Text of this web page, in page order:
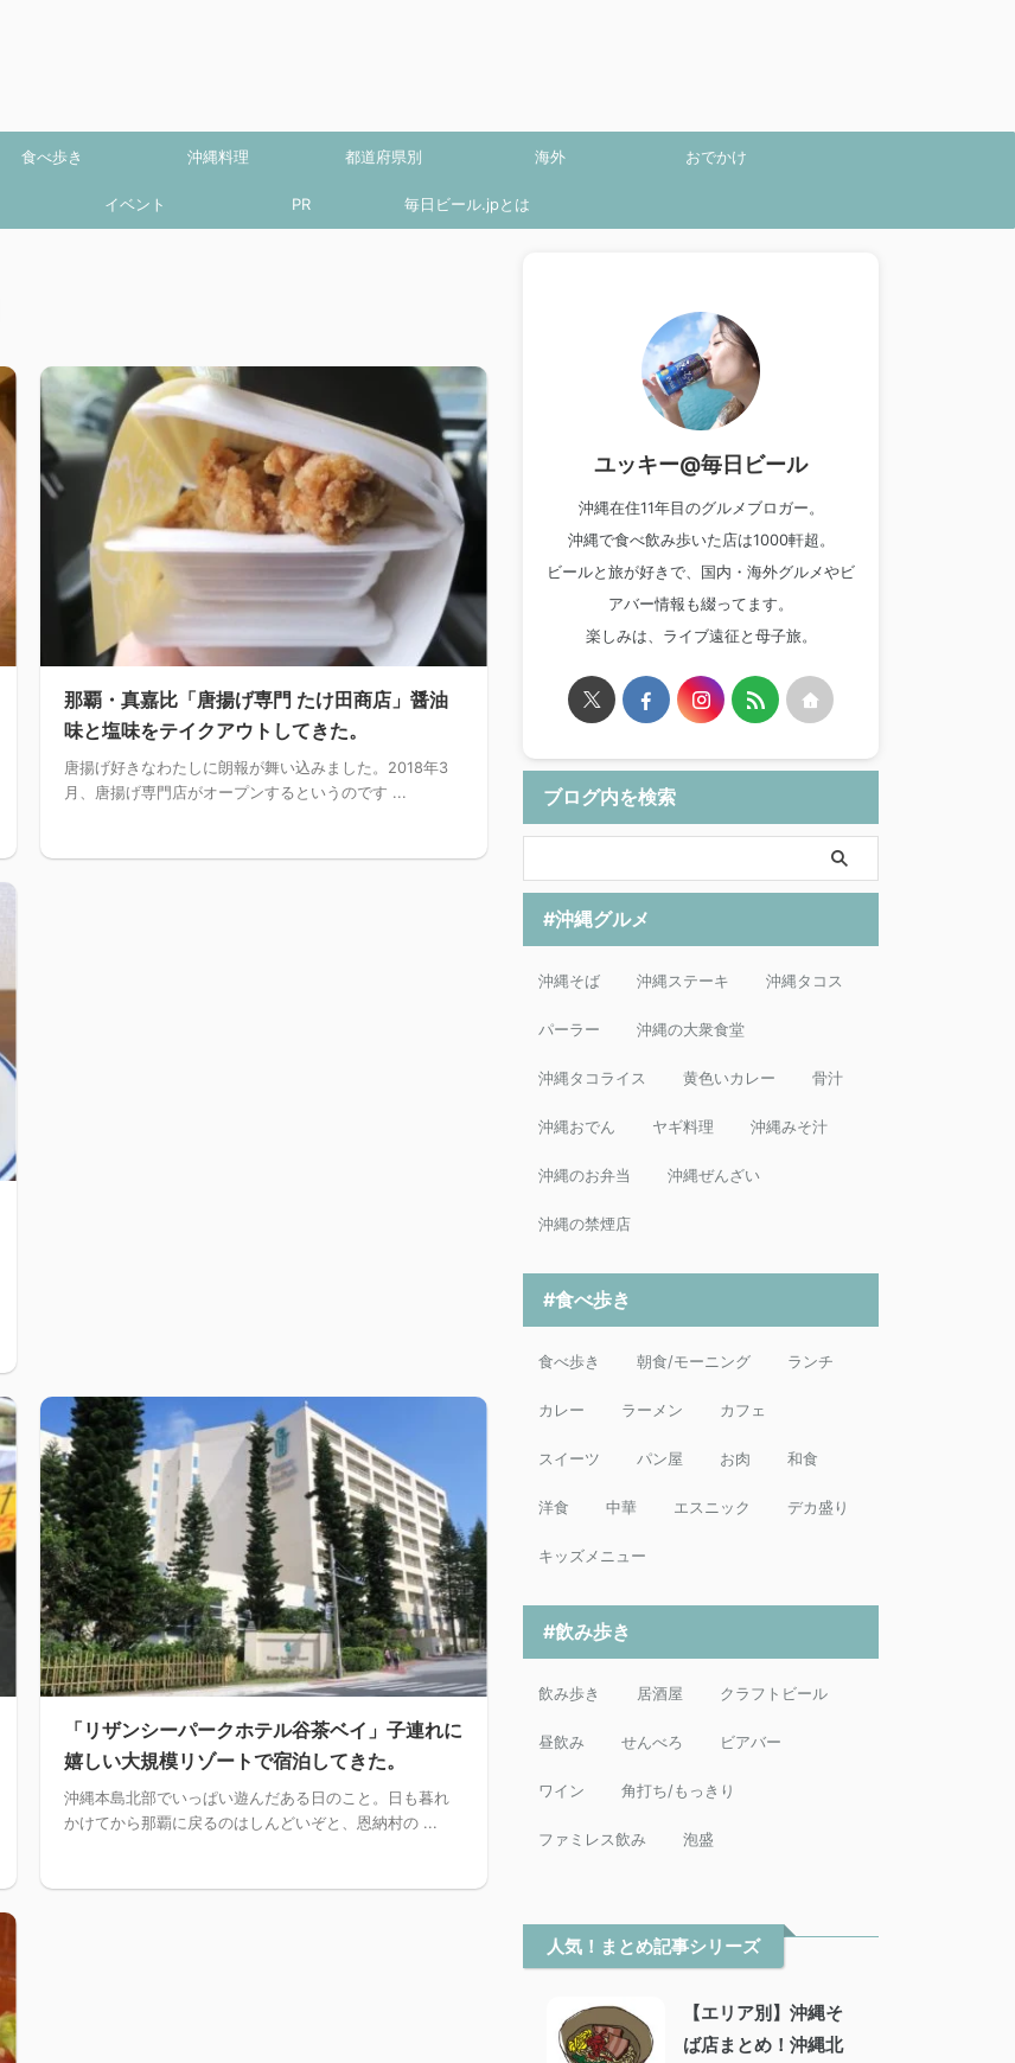
食べ歩き 沖縄料理 都道府県別 海外 おでかけ
イベント PR 毎日ビール.jpとは
那覇・真嘉比「唐揚げ専門 たけ田商店」醤油
味と塩味をテイクアウトしてきた。
唐揚げ好きなわたしに朗報が舞い込みました。2018年3
月、唐揚げ専門店がオープンするというのです ...
「リザンシーパークホテル谷茶ベイ」子連れに
嬉しい大規模リゾートで宿泊してきた。
沖縄本島北部でいっぱい遊んだある日のこと。日も暮れ
かけてから那覇に戻るのはしんどいぞと、恩納村の ...
ユッキー@毎日ビール
沖縄在住11年目のグルメブロガー。
沖縄で食べ飲み歩いた店は1000軒超。
ビールと旅が好きで、国内・海外グルメやビ
アバー情報も綴ってます。
楽しみは、ライブ遠征と母子旅。
ブログ内を検索
#沖縄グルメ
沖縄そば 沖縄ステーキ 沖縄タコス
パーラー 沖縄の大衆食堂
沖縄タコライス 黄色いカレー 骨汁
沖縄おでん ヤギ料理 沖縄みそ汁
沖縄のお弁当 沖縄ぜんざい
沖縄の禁煙店
#食べ歩き
食べ歩き 朝食/モーニング ランチ
カレー ラーメン カフェ
スイーツ パン屋 お肉 和食
洋食 中華 エスニック デカ盛り
キッズメニュー
#飲み歩き
飲み歩き 居酒屋 クラフトビール
昼飲み せんべろ ビアバー
ワイン 角打ち/もっきり
ファミレス飲み 泡盛
人気！まとめ記事シリーズ
【エリア別】沖縄そ
ば店まとめ！沖縄北